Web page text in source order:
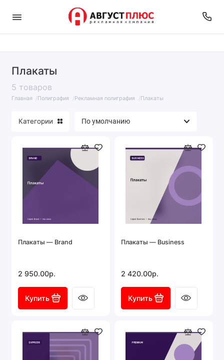
Плакаты
5 товаров
Главная Полиграфия Рекламная полиграфия Плакаты
Категории
Плакаты — Brand
2 950.00р.
Купить
Плакаты — Business
2 420.00р.
Купить